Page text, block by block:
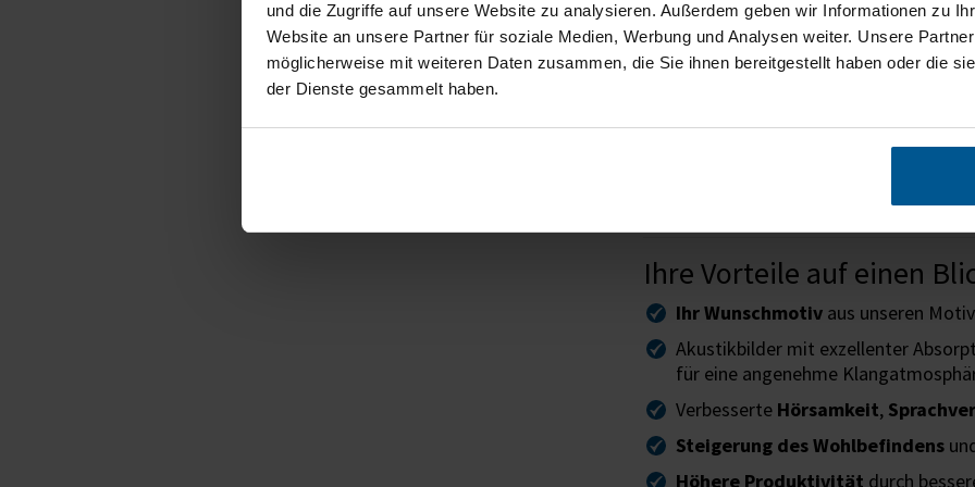
und die Zugriffe auf unsere Website zu analysieren. Außerdem geben wir Informationen zu
Website an unsere Partner für soziale Medien, Werbung und Analysen weiter. Unsere
möglicherweise mit weiteren Daten zusammen, die Sie ihnen bereitgestellt haben oder die
der Dienste gesammelt haben.
Der Feel-Good-Faktor
ist
Unkonzentriertheit, Kopfschmerzen
geeigneter Schallabsorber signifikant
Ihre Vorteile auf einen
Ihr Wunschmotiv aus unseren
Akustikbilder mit exzellenter
für eine angenehme
Verbesserte Hörsamkeit,
Steigerung des Wohlbefindens
Höhere Produktivität durch